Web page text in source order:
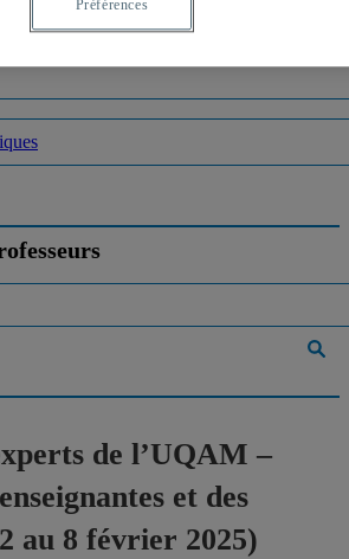
de l’UQAM –
et des
au 8 février 2025)
Préférences